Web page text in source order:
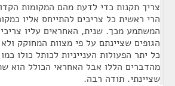
צריך תקנות כדי לדעת מהם המקומות
הרי ראשית כל צריכים להתייחס אליו
המשתמע מכך. שנית, האחראים עליו
הגופים שציינתם על פי מצוות המחוקק ולא
כל יתר הפעולות הענייניות לכותל כולו
מהדברים הללו אבל האחראי הכולל הוא
שציינתי. תודה רבה.